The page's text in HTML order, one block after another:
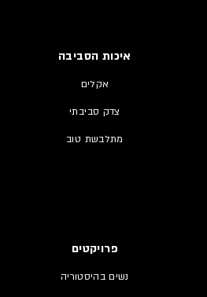
איכות הסביבה
אקלים
צדק סביבתי
מתלבשת טוב
פרויקטים
נשים בהיסטוריה